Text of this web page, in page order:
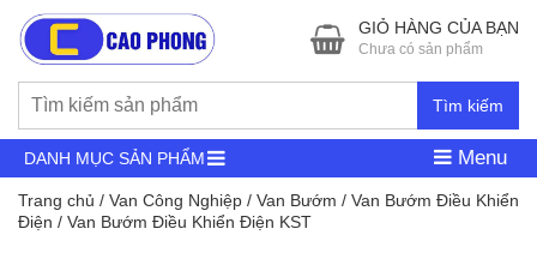
Tìm kiếm
GIỎ HÀNG CỦA BẠN
Chưa có sản phẩm
DANH MỤC SẢN PHẨM Menu
Trang chủ / Van Công Nghiệp / Van Bướm / Van Bướm Điều Khiển
Điện / Van Bướm Điều Khiển Điện KST